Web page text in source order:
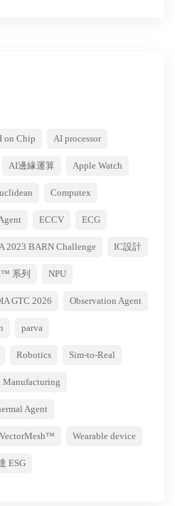
on Chip AI processor
AI邊緣運算 Apple Watch
Computex
ECCV ECG
2023 BARN Challenge IC設計
系列 NPU
GTC 2026 Observation Agent
parva
Robotics Sim-to-Real
Manufacturing
Agent
VectorMesh™ Wearable device
ESG